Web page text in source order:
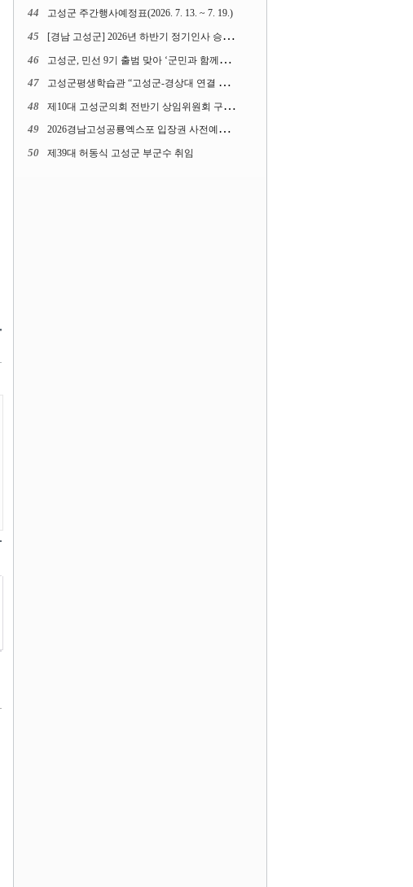
44 고성군 주간행사예정표(2026. 7. 13. ~ 7. 19.)
45 [경남 고성군] 2026년 하반기 정기인사 승진심사 결과
46 고성군, 민선 9기 출범 맞아 ‘군민과 함께하는 대전환 소통간담회’ 열어
47 고성군평생학습관 “고성군-경상대 연결 평생교육” 운영
48 제10대 고성군의회 전반기 상임위원회 구성 완료
49 2026경남고성공룡엑스포 입장권 사전예매 시작
50 제39대 허동식 고성군 부군수 취임